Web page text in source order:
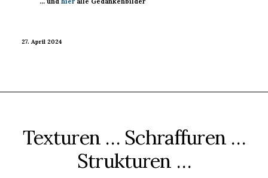
27. April 2024
Texturen … Schraffuren …
Strukturen …